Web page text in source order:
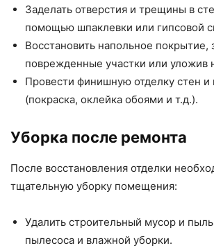
Заделать отверстия и трещины в
помощью шпаклевки или гипсовой
Восстановить напольное покрытие,
поврежденные участки или уложив
Провести финишную отделку стен и
(покраска, оклейка обоями и т.д.).
Уборка после ремонта
После восстановления отделки
тщательную уборку помещения:
Удалить строительный мусор и
пылесоса и влажной уборки.